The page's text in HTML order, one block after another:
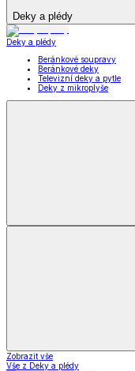
Deky a plédy
Deky a plédy
Beránkové soupravy
Beránkové deky
Televizní deky a pytle
Deky z mikroplyše
Zobrazit vše
Vše z Deky a plédy